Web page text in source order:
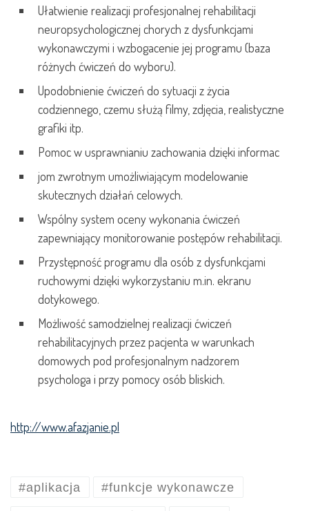
Ułatwienie realizacji profesjonalnej rehabilitacji
neuropsychologicznej chorych z dysfunkcjami
wykonawczymi i wzbogacenie jej programu (baza
różnych ćwiczeń do wyboru).
Upodobnienie ćwiczeń do sytuacji z życia
codziennego, czemu służą filmy, zdjęcia, realistyczne
grafiki itp.
Pomoc w usprawnianiu zachowania dzięki informac
jom zwrotnym umożliwiającym modelowanie
skutecznych działań celowych.
Wspólny system oceny wykonania ćwiczeń
zapewniający monitorowanie postępów rehabilitacji.
Przystępność programu dla osób z dysfunkcjami
ruchowymi dzięki wykorzystaniu m.in. ekranu
dotykowego.
Możliwość samodzielnej realizacji ćwiczeń
rehabilitacyjnych przez pacjenta w warunkach
domowych pod profesjonalnym nadzorem
psychologa i przy pomocy osób bliskich.
http://www.afazjanie.pl
#aplikacja #funkcje wykonawcze